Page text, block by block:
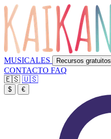
MUSICALES Recursos gratuitos
CONTACTO FAQ
🇪🇸 🇺🇸
$ €